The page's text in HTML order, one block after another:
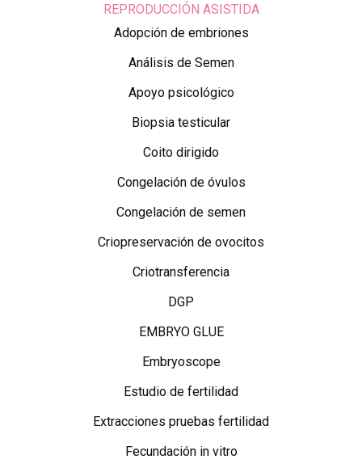
REPRODUCCIÓN ASISTIDA
Adopción de embriones
Análisis de Semen
Apoyo psicológico
Biopsia testicular
Coito dirigido
Congelación de óvulos
Congelación de semen
Criopreservación de ovocitos
Criotransferencia
DGP
EMBRYO GLUE
Embryoscope
Estudio de fertilidad
Extracciones pruebas fertilidad
Fecundación in vitro